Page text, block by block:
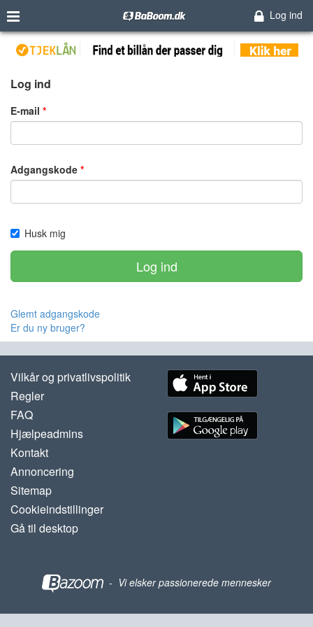
Log ind
Log ind
E-mail
Adgangskode
Husk mig
Log ind
Glemt adgangskode
Er du ny bruger?
Vilkår og privatlivspolitik
Regler
FAQ
Hjælpeadmins
Kontakt
Annoncering
Sitemap
Cookieindstillinger
Gå til desktop
- Vi elsker passionerede mennesker